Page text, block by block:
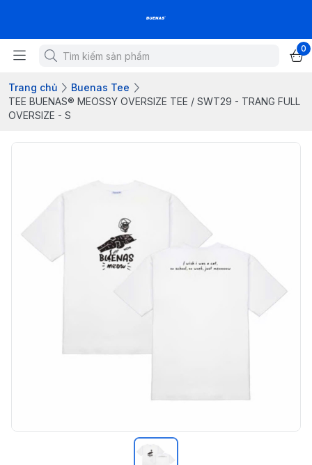
0
Trang chủ
Buenas Tee
TEE BUENAS® MEOSSY OVERSIZE TEE / SWT29 - TRANG FULL
OVERSIZE - S